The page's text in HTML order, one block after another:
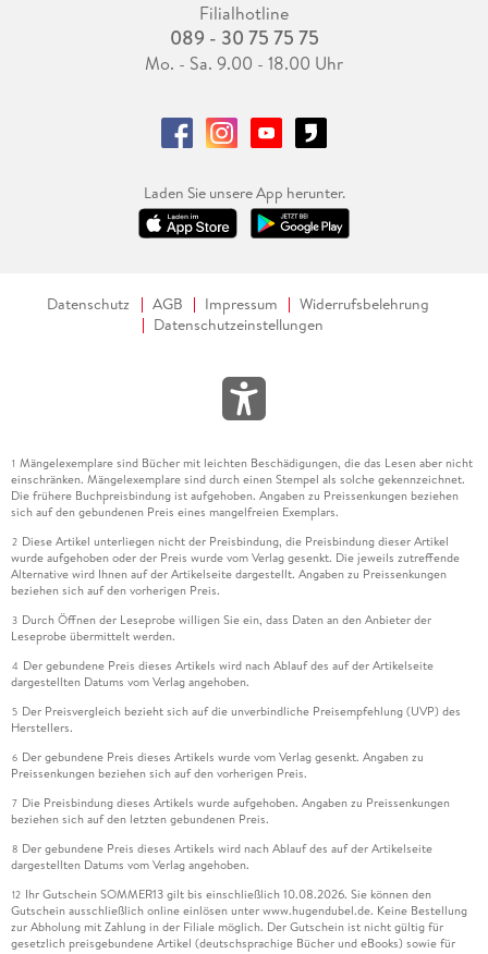
Filialhotline
089 - 30 75 75 75
Mo. - Sa. 9.00 - 18.00 Uhr
Laden Sie unsere App herunter.
Datenschutz AGB Impressum
Widerrufsbelehrung
Datenschutzeinstellungen
1 Mängelexemplare sind Bücher mit leichten Beschädigungen, die das Lesen aber nicht
einschränken. Mängelexemplare sind durch einen Stempel als solche gekennzeichnet.
Die frühere Buchpreisbindung ist aufgehoben. Angaben zu Preissenkungen beziehen
sich auf den gebundenen Preis eines mangelfreien Exemplars.
2 Diese Artikel unterliegen nicht der Preisbindung, die Preisbindung dieser Artikel
wurde aufgehoben oder der Preis wurde vom Verlag gesenkt. Die jeweils zutreffende
Alternative wird Ihnen auf der Artikelseite dargestellt. Angaben zu Preissenkungen
beziehen sich auf den vorherigen Preis.
3 Durch Öffnen der Leseprobe willigen Sie ein, dass Daten an den Anbieter der
Leseprobe übermittelt werden.
4 Der gebundene Preis dieses Artikels wird nach Ablauf des auf der Artikelseite
dargestellten Datums vom Verlag angehoben.
5 Der Preisvergleich bezieht sich auf die unverbindliche Preisempfehlung (UVP) des
Herstellers.
6 Der gebundene Preis dieses Artikels wurde vom Verlag gesenkt. Angaben zu
Preissenkungen beziehen sich auf den vorherigen Preis.
7 Die Preisbindung dieses Artikels wurde aufgehoben. Angaben zu Preissenkungen
beziehen sich auf den letzten gebundenen Preis.
8 Der gebundene Preis dieses Artikels wird nach Ablauf des auf der Artikelseite
dargestellten Datums vom Verlag angehoben.
12 Ihr Gutschein SOMMER13 gilt bis einschließlich 10.08.2026. Sie können den
Gutschein ausschließlich online einlösen unter www.hugendubel.de. Keine Bestellung
zur Abholung mit Zahlung in der Filiale möglich. Der Gutschein ist nicht gültig für
gesetzlich preisgebundene Artikel (deutschsprachige Bücher und eBooks) sowie für